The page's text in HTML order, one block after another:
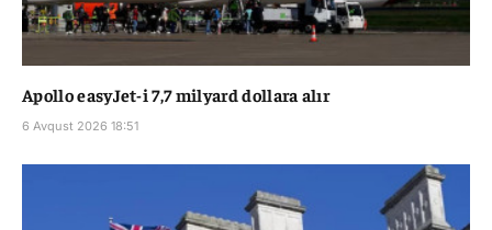
Apollo easyJet-i 7,7 milyard dollara alır
6 Avqust 2026 18:51